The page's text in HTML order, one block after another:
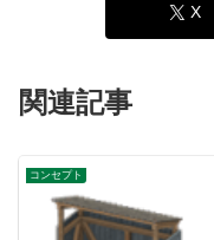
X
関連記事
コンセプト